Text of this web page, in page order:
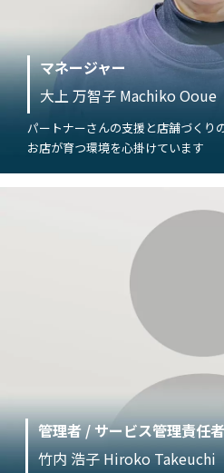
マネージャー
大上 万智子 Machiko Ooue
パートナーさんの支援と店舗づくり
お店が育つ環境を心掛けています
管理者 / サービス管理責任者
竹内 浩子 Hiroko Takeuchi